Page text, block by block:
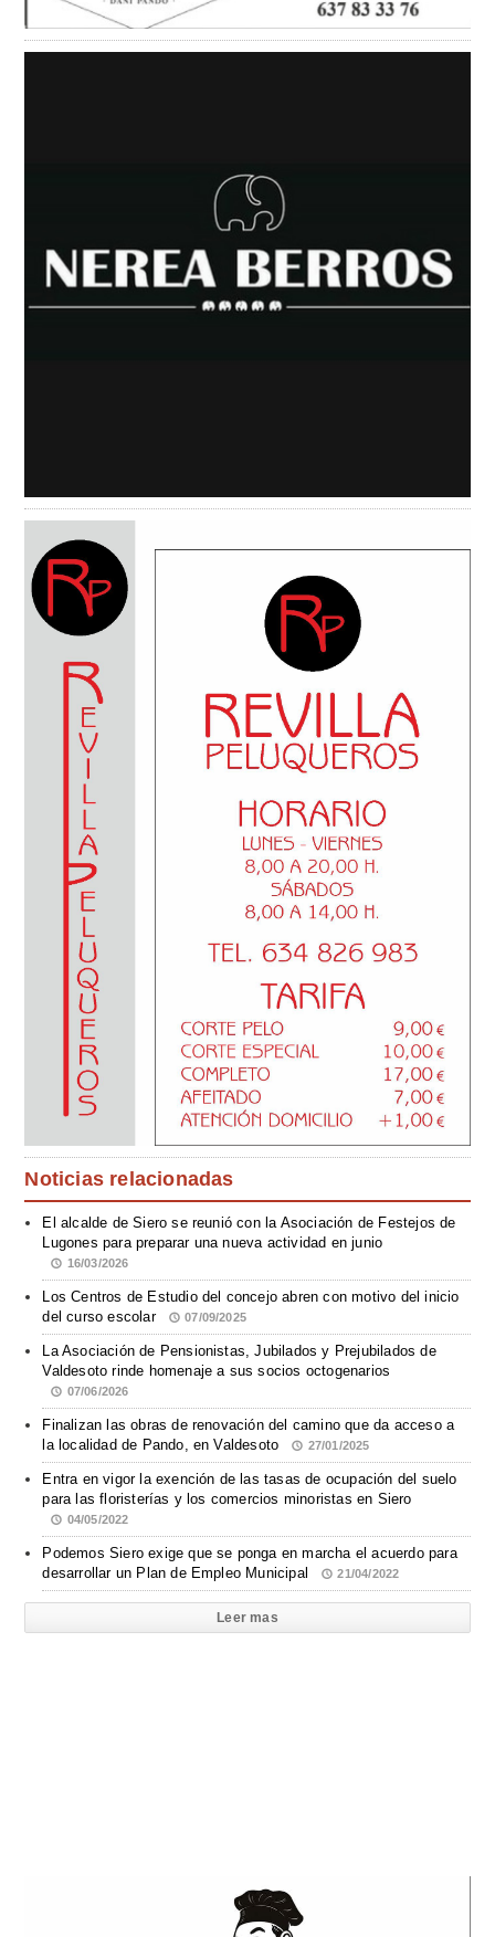
Noticias relacionadas
El alcalde de Siero se reunió con la Asociación de Festejos de
Lugones para preparar una nueva actividad en junio
16/03/2026
Los Centros de Estudio del concejo abren con motivo del inicio
del curso escolar
07/09/2025
La Asociación de Pensionistas, Jubilados y Prejubilados de
Valdesoto rinde homenaje a sus socios octogenarios
07/06/2026
Finalizan las obras de renovación del camino que da acceso a
la localidad de Pando, en Valdesoto
27/01/2025
Entra en vigor la exención de las tasas de ocupación del suelo
para las floristerías y los comercios minoristas en Siero
04/05/2022
Podemos Siero exige que se ponga en marcha el acuerdo para
desarrollar un Plan de Empleo Municipal
21/04/2022
Leer mas